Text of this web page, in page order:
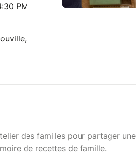
PM
des familles pour partager une
de recettes de famille.